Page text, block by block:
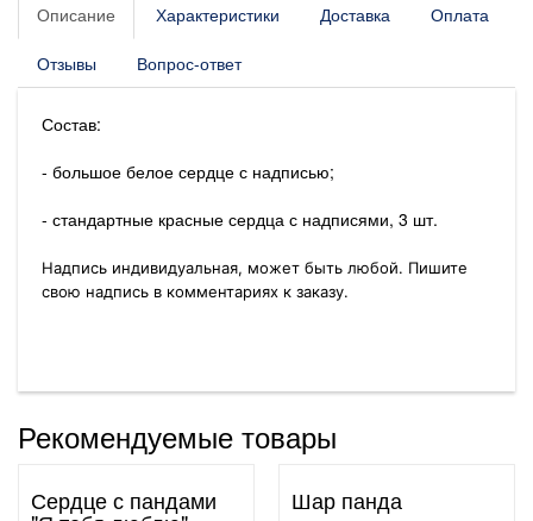
Описание Характеристики Доставка Оплата
Отзывы Вопрос-ответ
Состав:
- большое белое сердце с надписью;
- стандартные красные сердца с надписями, 3 шт.
Надпись индивидуальная, может быть любой. Пишите
свою надпись в комментариях к заказу.
Рекомендуемые товары
Сердце с пандами Шар панда